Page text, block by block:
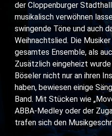
der Cloppenburger
musikalisch verwöhnen
swingende Töne und auch
Weihnachtslied. Die
gesamtes Ensemble, als
Zusätzlich eingeheizt
Böseler nicht nur an ihren
haben, bewiesen einige
Band. Mit Stücken wie
ABBA-Medley oder der
trafen sich den